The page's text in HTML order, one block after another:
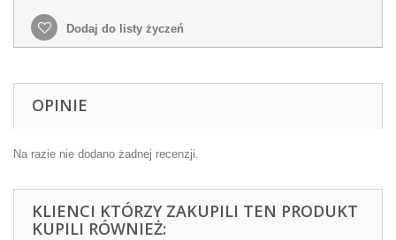
Dodaj do listy życzeń
OPINIE
Na razie nie dodano żadnej recenzji.
KLIENCI KTÓRZY ZAKUPILI TEN PRODUKT
KUPILI RÓWNIEŻ: